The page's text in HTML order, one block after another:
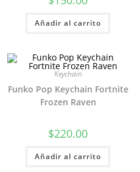
Añadir al carrito
Keychain
Funko Pop Keychain Fortnite
Frozen Raven
$220.00
Añadir al carrito